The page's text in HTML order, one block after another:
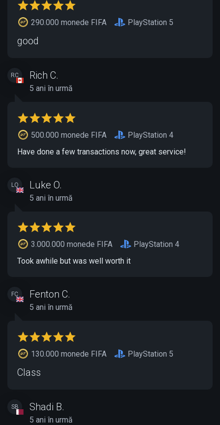
290.000 monede FIFA PlayStation 5
good
RC Rich C.
5 ani în urmă
500.000 monede FIFA
PlayStation 4
Have done a few transactions now, great service!
LO Luke O.
5 ani în urmă
3.000.000 monede FIFA
PlayStation 4
Took awhile but was well worth it
FC Fenton C.
5 ani în urmă
130.000 monede FIFA PlayStation 5
Class
SB Shadi B.
5 ani în urmă